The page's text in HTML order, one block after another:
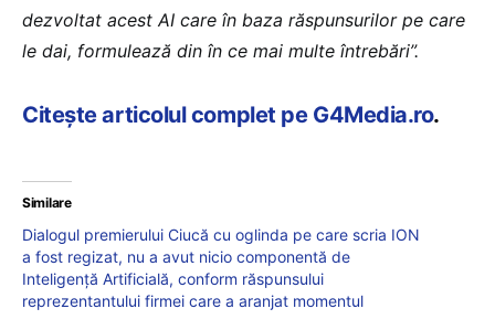
dezvoltat acest AI care în baza răspunsurilor pe care
le dai, formulează din în ce mai multe întrebări”.
Citește articolul complet pe G4Media.ro.
Similare
Dialogul premierului Ciucă cu oglinda pe care scria ION
a fost regizat, nu a avut nicio componentă de
Inteligență Artificială, conform răspunsului
reprezentantului firmei care a aranjat momentul